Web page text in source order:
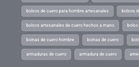
bolsos de cuero para hombre artesanales bolsos
bolsos artesanales de cuero hechos a mano bolso
boinas de cuero hombre boinas de cuero
armaduras de cuero armadura de cuero